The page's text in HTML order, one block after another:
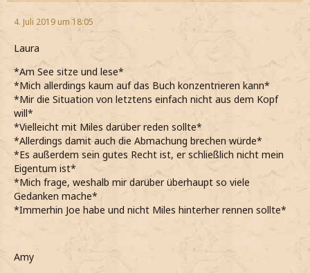
4. Juli 2019 um 18:05
Laura
*Am See sitze und lese*
*Mich allerdings kaum auf das Buch konzentrieren kann*
*Mir die Situation von letztens einfach nicht aus dem Kopf
will*
*Vielleicht mit Miles darüber reden sollte*
*Allerdings damit auch die Abmachung brechen würde*
*Es außerdem sein gutes Recht ist, er schließlich nicht mein
Eigentum ist*
*Mich frage, weshalb mir darüber überhaupt so viele
Gedanken mache*
*Immerhin Joe habe und nicht Miles hinterher rennen sollte*
Amy